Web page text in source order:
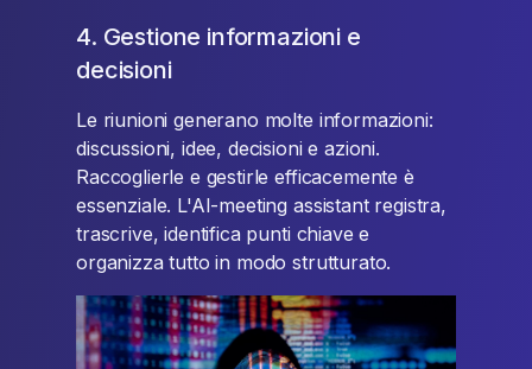
4. Gestione informazioni e
decisioni
Le riunioni generano molte informazioni:
discussioni, idee, decisioni e azioni.
Raccoglierle e gestirle efficacemente è
essenziale. L'AI-meeting assistant registra,
trascrive, identifica punti chiave e
organizza tutto in modo strutturato.